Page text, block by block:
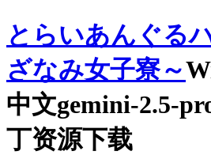
とらいあんぐる
ざなみ女子寮～
中文gemini-2.5-
丁资源下载